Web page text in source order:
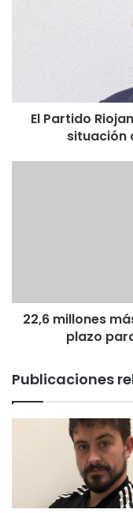
El Partido
situación
22,6 millones
plazo
Publicaciones